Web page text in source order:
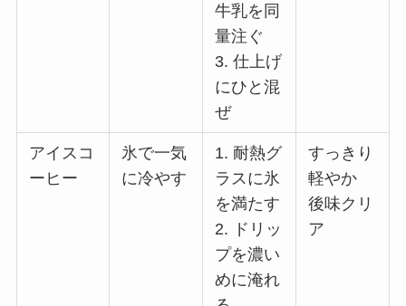
牛乳を同
量注ぐ
3. 仕上げ
にひと混
ぜ
アイスコ
ーヒー
氷で一気
に冷やす
1. 耐熱グ
ラスに氷
を満たす
2. ドリッ
プを濃い
めに淹れ
すっきり
軽やか
後味クリ
ア